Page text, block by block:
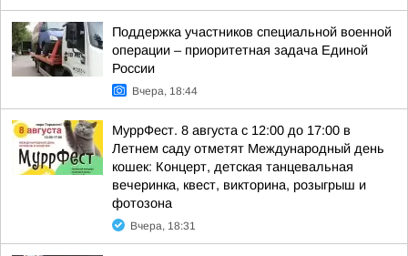
Поддержка участников специальной военной
операции – приоритетная задача Единой
России
Вчера, 18:44
МуррФест. 8 августа с 12:00 до 17:00 в
Летнем саду отметят Международный день
кошек: Концерт, детская танцевальная
вечеринка, квест, викторина, розыгрыш и
фотозона
Вчера, 18:31